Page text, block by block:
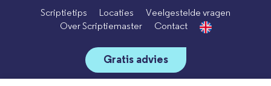
Scriptietips Locaties
Veelgestelde vragen
Over Scriptiemaster
Contact
Gratis advies